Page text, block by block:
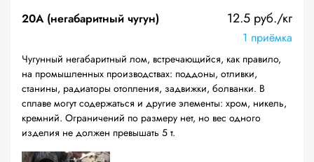
20A (негабаритный чугун) 12.5 руб./кг
1 приёмка
Чугунный негабаритный лом, встречающийся, как правило,
на промышленных производствах: поддоны, отливки,
станины, радиаторы отопления, задвижки, болванки. В
сплаве могут содержаться и другие элементы: хром, никель,
кремний. Ограничений по размеру нет, но вес одного
изделия не должен превышать 5 т.